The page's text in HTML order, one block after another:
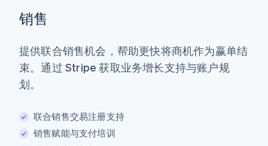
销售
提供联合销售机会，帮助更快将商机作为赢单结
束。通过 Stripe 获取业务增长支持与账户规
划。
联合销售交易注册支持
销售赋能与支付培训